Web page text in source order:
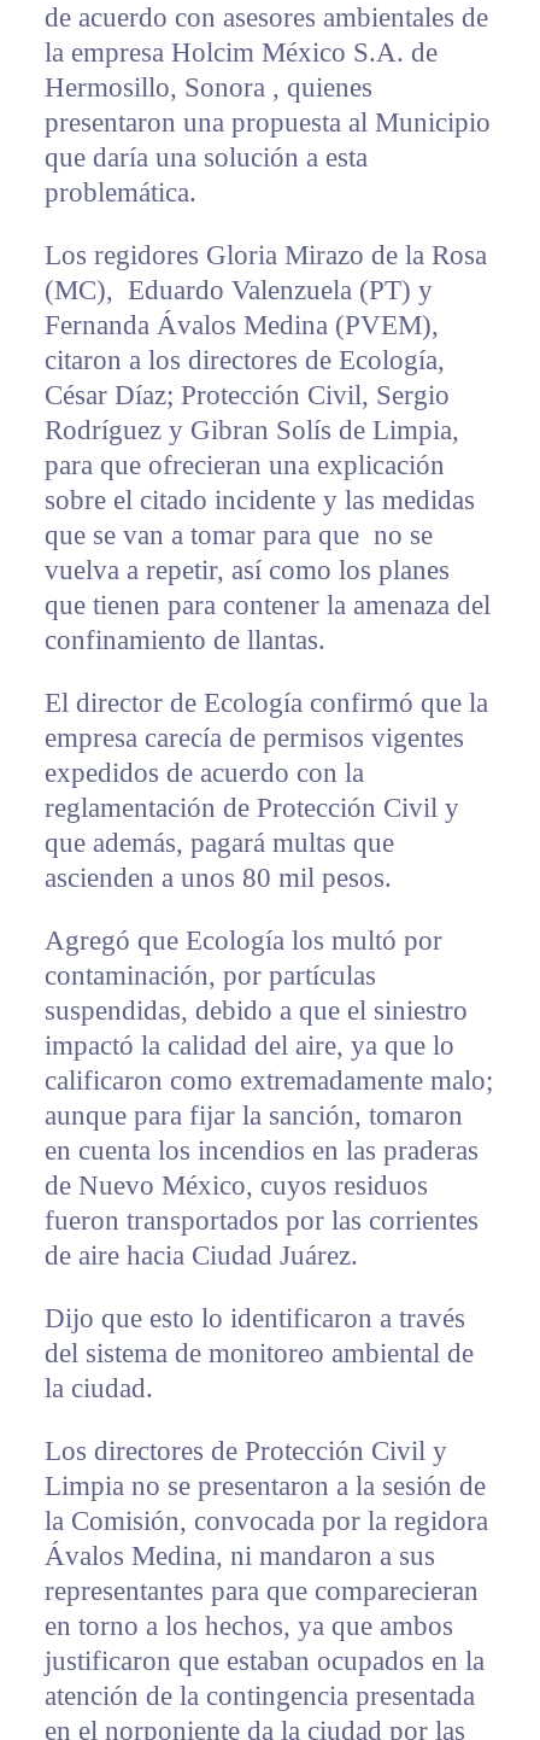
de acuerdo con asesores ambientales de
la empresa Holcim México S.A. de
Hermosillo, Sonora , quienes
presentaron una propuesta al Municipio
que daría una solución a esta
problemática.
Los regidores Gloria Mirazo de la Rosa
(MC), Eduardo Valenzuela (PT) y
Fernanda Ávalos Medina (PVEM),
citaron a los directores de Ecología,
César Díaz; Protección Civil, Sergio
Rodríguez y Gibran Solís de Limpia,
para que ofrecieran una explicación
sobre el citado incidente y las medidas
que se van a tomar para que no se
vuelva a repetir, así como los planes
que tienen para contener la amenaza del
confinamiento de llantas.
El director de Ecología confirmó que la
empresa carecía de permisos vigentes
expedidos de acuerdo con la
reglamentación de Protección Civil y
que además, pagará multas que
ascienden a unos 80 mil pesos.
Agregó que Ecología los multó por
contaminación, por partículas
suspendidas, debido a que el siniestro
impactó la calidad del aire, ya que lo
calificaron como extremadamente malo;
aunque para fijar la sanción, tomaron
en cuenta los incendios en las praderas
de Nuevo México, cuyos residuos
fueron transportados por las corrientes
de aire hacia Ciudad Juárez.
Dijo que esto lo identificaron a través
del sistema de monitoreo ambiental de
la ciudad.
Los directores de Protección Civil y
Limpia no se presentaron a la sesión de
la Comisión, convocada por la regidora
Ávalos Medina, ni mandaron a sus
representantes para que comparecieran
en torno a los hechos, ya que ambos
justificaron que estaban ocupados en la
atención de la contingencia presentada
en el norponiente da la ciudad por las